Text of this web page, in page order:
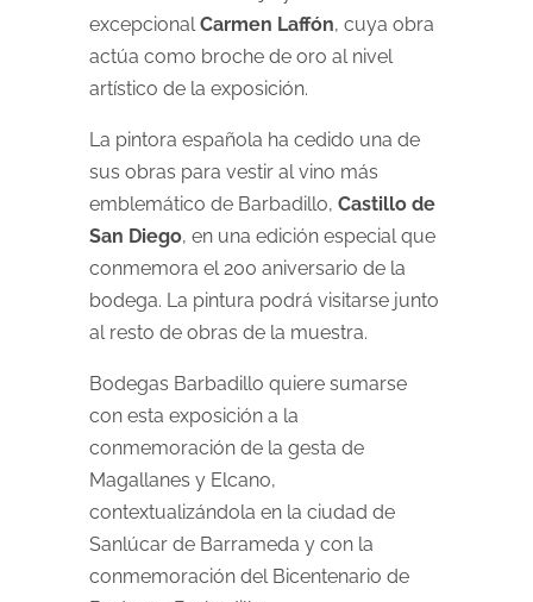
excepcionalCarmen Laffón, cuya obra
actúa como broche de oro al nivel
artístico de la exposición.
La pintora española ha cedido una de
sus obras para vestir al vino más
emblemático de Barbadillo, Castillo de
San Diego, en una edición especial que
conmemora el 200 aniversario de la
bodega. La pintura podrá visitarse junto
al resto de obras de la muestra.
Bodegas Barbadillo quiere sumarse
con esta exposición a la
conmemoración de la gesta de
Magallanes y Elcano,
contextualizándola en la ciudad de
Sanlúcar de Barrameda y con la
conmemoración del Bicentenario de